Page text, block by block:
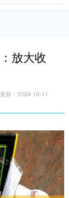
放大收
更新：2024-10-11